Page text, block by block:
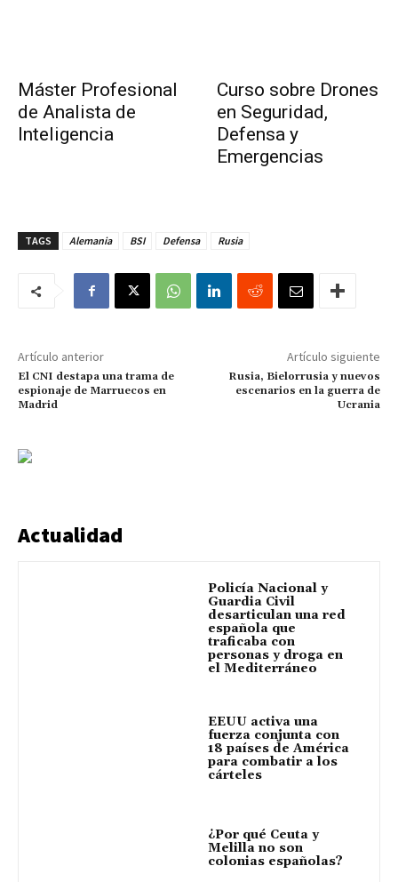
Máster Profesional
de Analista de
Inteligencia
Curso sobre Drones
en Seguridad,
Defensa y
Emergencias
TAGS Alemania BSI Defensa Rusia
Artículo anterior
El CNI destapa una trama de
espionaje de Marruecos en
Madrid
Artículo siguiente
Rusia, Bielorrusia y nuevos
escenarios en la guerra de
Ucrania
Actualidad
Policía Nacional y
Guardia Civil
desarticulan una red
española que
traficaba con
personas y droga en
el Mediterráneo
EEUU activa una
fuerza conjunta con
18 países de América
para combatir a los
cárteles
¿Por qué Ceuta y
Melilla no son
colonias españolas?